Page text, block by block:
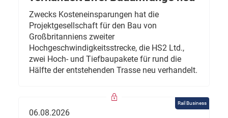
Zwecks Kosteneinsparungen hat die
Projektgesellschaft für den Bau von
Großbritanniens zweiter
Hochgeschwindigkeitsstrecke, die HS2 Ltd.,
zwei Hoch- und Tiefbaupakete für rund die
Hälfte der entstehenden Trasse neu verhandelt.
Rail Business
06.08.2026